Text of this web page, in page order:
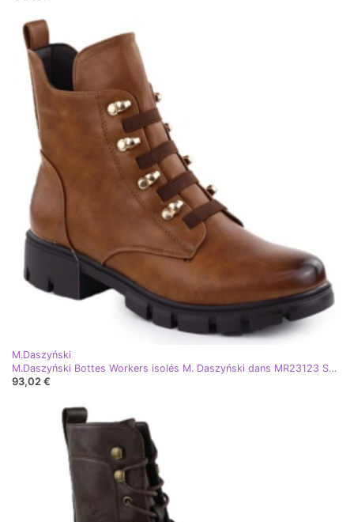
M.Daszyński
M.Daszyński Bottes Workers isolés M. Daszyński dans MR23123 SAN46C brun
93,02 €